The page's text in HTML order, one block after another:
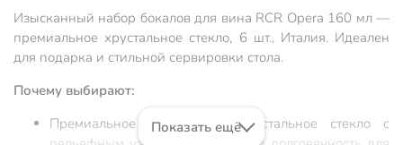
Изысканный набор бокалов для вина RCR Opera 160 мл —
премиальное хрустальное стекло, 6 шт., Италия. Идеален
для подарка и стильной сервировки стола.
Почему выбирают:
Премиальное итальянское хрустальное стекло с
Показать ещё